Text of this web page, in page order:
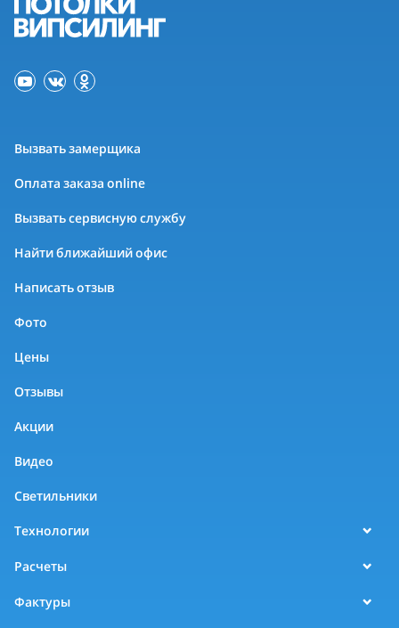
Вызвать замерщика
Оплата заказа online
Вызвать сервисную службу
Найти ближайший офис
Написать отзыв
Фото
Цены
Отзывы
Акции
Видео
Светильники
Технологии
Расчеты
Фактуры